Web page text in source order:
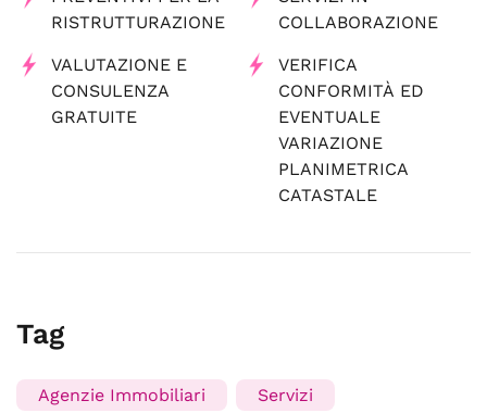
RISTRUTTURAZIONE
COLLABORAZIONE
VALUTAZIONE E
CONSULENZA
GRATUITE
VERIFICA
CONFORMITÀ ED
EVENTUALE
VARIAZIONE
PLANIMETRICA
CATASTALE
Tag
Agenzie Immobiliari Servizi